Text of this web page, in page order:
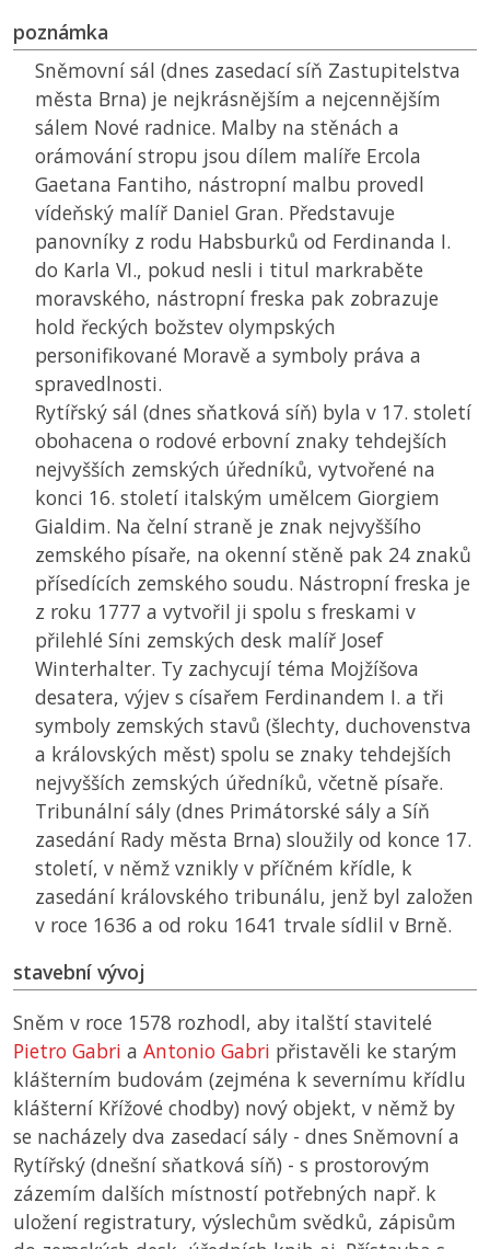
poznámka
Sněmovní sál (dnes zasedací síň Zastupitelstva
města Brna) je nejkrásnějším a nejcennějším
sálem Nové radnice. Malby na stěnách a
orámování stropu jsou dílem malíře Ercola
Gaetana Fantiho, nástropní malbu provedl
vídeňský malíř Daniel Gran. Představuje
panovníky z rodu Habsburků od Ferdinanda I.
do Karla VI., pokud nesli i titul markraběte
moravského, nástropní freska pak zobrazuje
hold řeckých božstev olympských
personifikované Moravě a symboly práva a
spravedlnosti.
Rytířský sál (dnes sňatková síň) byla v 17. století
obohacena o rodové erbovní znaky tehdejších
nejvyšších zemských úředníků, vytvořené na
konci 16. století italským umělcem Giorgiem
Gialdim. Na čelní straně je znak nejvyššího
zemského písaře, na okenní stěně pak 24 znaků
přísedících zemského soudu. Nástropní freska je
z roku 1777 a vytvořil ji spolu s freskami v
přilehlé Síni zemských desk malíř Josef
Winterhalter. Ty zachycují téma Mojžíšova
desatera, výjev s císařem Ferdinandem I. a tři
symboly zemských stavů (šlechty, duchovenstva
a královských měst) spolu se znaky tehdejších
nejvyšších zemských úředníků, včetně písaře.
Tribunální sály (dnes Primátorské sály a Síň
zasedání Rady města Brna) sloužily od konce 17.
století, v němž vznikly v příčném křídle, k
zasedání královského tribunálu, jenž byl založen
v roce 1636 a od roku 1641 trvale sídlil v Brně.
stavební vývoj
Sněm v roce 1578 rozhodl, aby italští stavitelé
Pietro Gabri a Antonio Gabri přistavěli ke starým
klášterním budovám (zejména k severnímu křídlu
klášterní Křížové chodby) nový objekt, v němž by
se nacházely dva zasedací sály - dnes Sněmovní a
Rytířský (dnešní sňatková síň) - s prostorovým
zázemím dalších místností potřebných např. k
uložení registratury, výslechům svědků, zápisům